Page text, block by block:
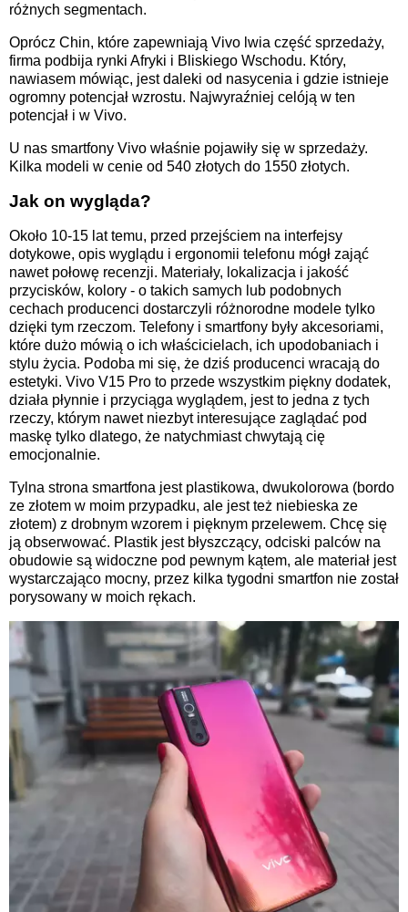
różnych segmentach.
Oprócz Chin, które zapewniają Vivo lwia część sprzedaży,
firma podbija rynki Afryki i Bliskiego Wschodu. Który,
nawiasem mówiąc, jest daleki od nasycenia i gdzie istnieje
ogromny potencjał wzrostu. Najwyraźniej celóją w ten
potencjał i w Vivo.
U nas smartfony Vivo właśnie pojawiły się w sprzedaży.
Kilka modeli w cenie od 540 złotych do 1550 złotych.
Jak on wygląda?
Około 10-15 lat temu, przed przejściem na interfejsy
dotykowe, opis wyglądu i ergonomii telefonu mógł zająć
nawet połowę recenzji. Materiały, lokalizacja i jakość
przycisków, kolory - o takich samych lub podobnych
cechach producenci dostarczyli różnorodne modele tylko
dzięki tym rzeczom. Telefony i smartfony były akcesoriami,
które dużo mówią o ich właścicielach, ich upodobaniach i
stylu życia. Podoba mi się, że dziś producenci wracają do
estetyki. Vivo V15 Pro to przede wszystkim piękny dodatek,
działa płynnie i przyciąga wyglądem, jest to jedna z tych
rzeczy, którym nawet niezbyt interesujące zaglądać pod
maskę tylko dlatego, że natychmiast chwytają cię
emocjonalnie.
Tylna strona smartfona jest plastikowa, dwukolorowa (bordo
ze złotem w moim przypadku, ale jest też niebieska ze
złotem) z drobnym wzorem i pięknym przelewem. Chcę się
ją obserwować. Plastik jest błyszczący, odciski palców na
obudowie są widoczne pod pewnym kątem, ale materiał jest
wystarczająco mocny, przez kilka tygodni smartfon nie został
porysowany w moich rękach.